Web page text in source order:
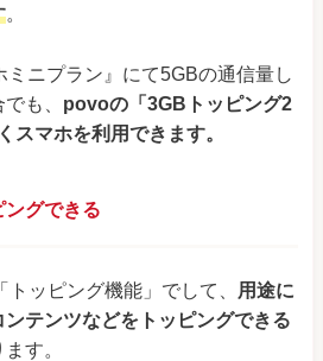
。
ニプラン』にて5GBの通信量し
も、 povoの「3GBトッピング2
スマホを利用できます。
ングできる
ッピング機能」でして、
用途に
テンツなどをトッピングできる
す。